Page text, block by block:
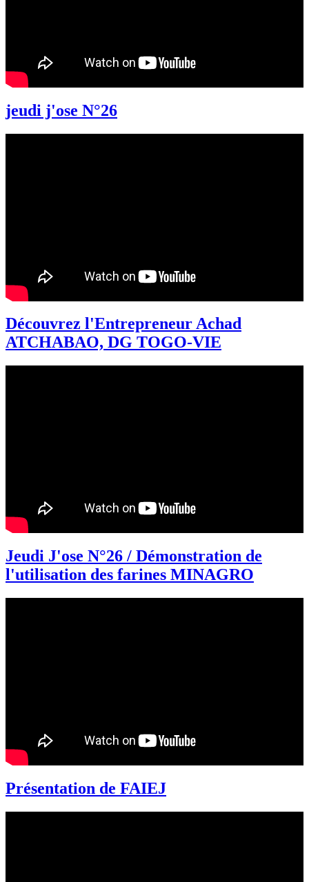
jeudi j'ose N°26
Découvrez l'Entrepreneur Achad
ATCHABAO, DG TOGO-VIE
Jeudi J'ose N°26 / Démonstration de
l'utilisation des farines MINAGRO
Présentation de FAIEJ